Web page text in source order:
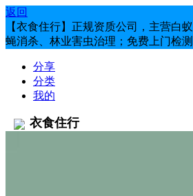
返回
【衣食住行】正规资质公司，主营白
蝇消杀、林业害虫治理；免费上门检
分享
分类
我的
衣食住行